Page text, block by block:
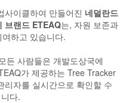
사이클하여 만들어진 네덜란드
브랜드 ETEAQ는, 자원 보존과
하고 있습니다.
든 사람들은 개발도상국에
가 제공하는 Tree Tracker
리자를 실시간으로 확인할 수
다.